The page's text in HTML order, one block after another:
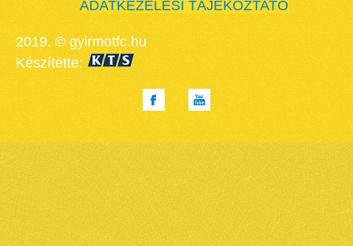
ADATKEZELÉSI TÁJÉKOZTATÓ
2019. © gyirmotfc.hu
Készítette: